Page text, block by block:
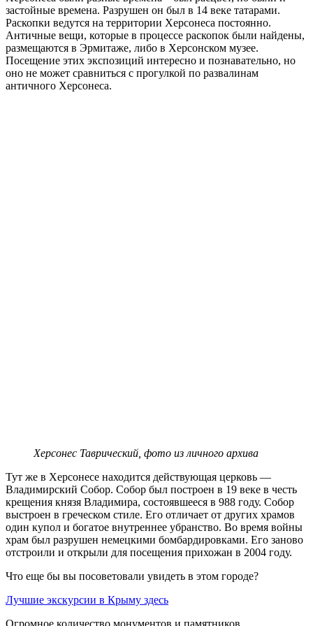
застойные времена. Разрушен он был в 14 веке татарами.
Раскопки ведутся на территории Херсонеса постоянно.
Античные вещи, которые в процессе раскопок были найдены,
размещаются в Эрмитаже, либо в Херсонском музее.
Посещение этих экспозиций интересно и познавательно, но
оно не может сравниться с прогулкой по развалинам
античного Херсонеса.
Херсонес Таврический, фото из личного архива
Тут же в Херсонесе находится действующая церковь —
Владимирский Собор. Собор был построен в 19 веке в честь
крещения князя Владимира, состоявшееся в 988 году. Собор
выстроен в греческом стиле. Его отличает от других храмов
один купол и богатое внутреннее убранство. Во время войны
храм был разрушен немецкими бомбардировками. Его заново
отстроили и открыли для посещения прихожан в 2004 году.
Что еще бы вы посоветовали увидеть в этом городе?
Лучшие экскурсии в Крыму здесь